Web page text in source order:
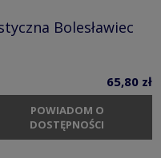
Bolesławiec
65,80 zł
POWIADOM O
DOSTĘPNOŚCI